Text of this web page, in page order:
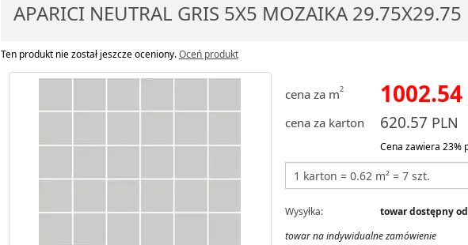
APARICI NEUTRAL GRIS 5X5 MOZAIKA 29.75X29.75
Ten produkt nie został jeszcze oceniony.Oceń produkt
cena za m2 1002.54
cena za karton 620.57 PLN
Cena zawiera 23%
Wysyłka:
towar dostępny
towar na indywidualne zamówienie